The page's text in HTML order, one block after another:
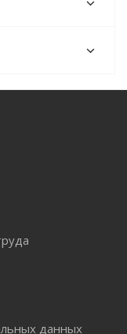
данных